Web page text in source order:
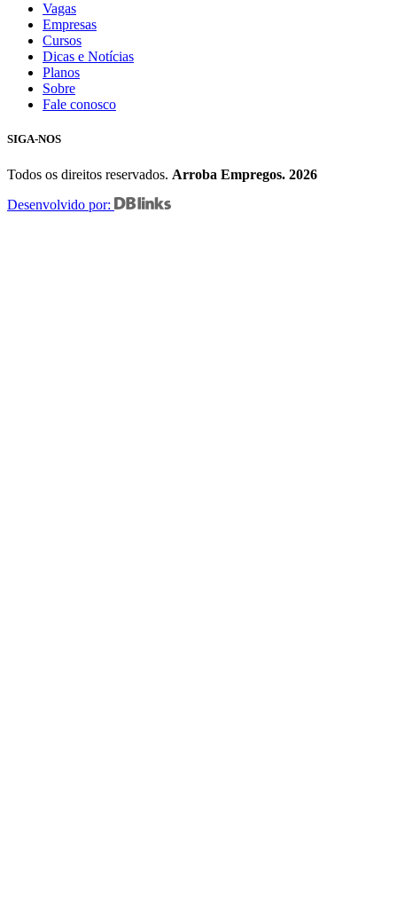
Vagas
Empresas
Cursos
Dicas e Notícias
Planos
Sobre
Fale conosco
SIGA-NOS
Todos os direitos reservados. Arroba Empregos. 2026
Desenvolvido por: